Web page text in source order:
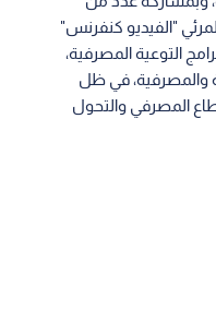
"الفيديو كنفرنس"
التوعية المصرفية،
والمصرفية، في ظل
المصرفي والتحول